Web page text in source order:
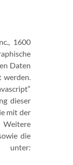
1600
Daten
werden.
dieser
mit der
die